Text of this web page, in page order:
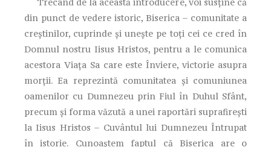
din punct de vedere istoric, Biserica – comunitate a
creştinilor, cuprinde şi uneşte pe toţi cei ce cred în
Domnul nostru Iisus Hristos, pentru a le comunica
acestora Viaţa Sa care este Înviere, victorie asupra
morţii. Ea reprezintă comunitatea şi comuniunea
oamenilor cu Dumnezeu prin Fiul în Duhul Sfânt,
precum şi forma văzută a unei raportări suprafireşti
la Iisus Hristos – Cuvântul lui Dumnezeu Întrupat
în istorie. Cunoaştem faptul că Biserica are o